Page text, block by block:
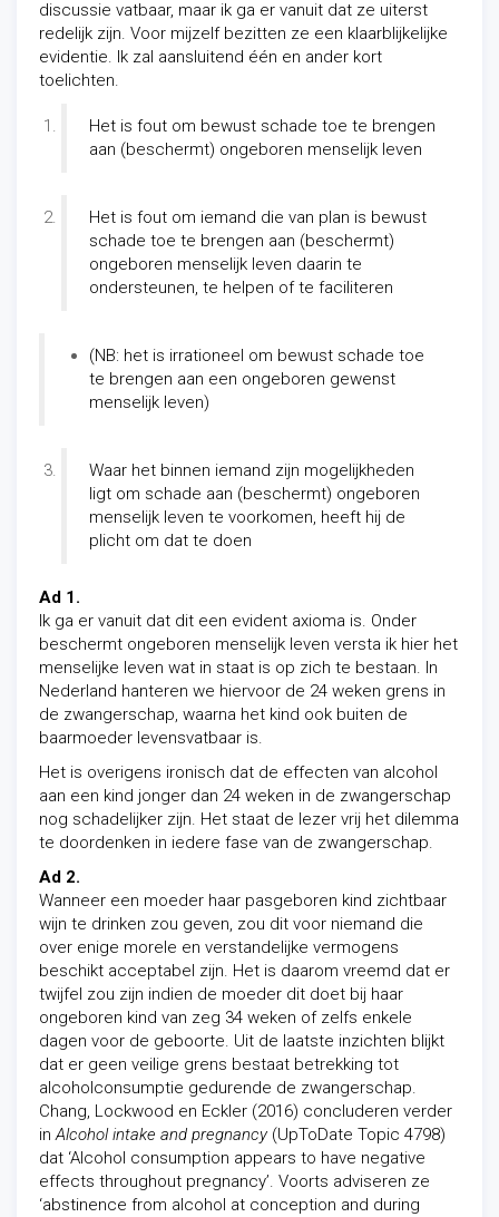
discussie vatbaar, maar ik ga er vanuit dat ze uiterst
redelijk zijn. Voor mijzelf bezitten ze een klaarblijkelijke
evidentie. Ik zal aansluitend één en ander kort
toelichten.
Het is fout om bewust schade toe te brengen
aan (beschermt) ongeboren menselijk leven
Het is fout om iemand die van plan is bewust
schade toe te brengen aan (beschermt)
ongeboren menselijk leven daarin te
ondersteunen, te helpen of te faciliteren
(NB: het is irrationeel om bewust schade toe
te brengen aan een ongeboren gewenst
menselijk leven)
Waar het binnen iemand zijn mogelijkheden
ligt om schade aan (beschermt) ongeboren
menselijk leven te voorkomen, heeft hij de
plicht om dat te doen
Ad 1.
Ik ga er vanuit dat dit een evident axioma is. Onder
beschermt ongeboren menselijk leven versta ik hier het
menselijke leven wat in staat is op zich te bestaan. In
Nederland hanteren we hiervoor de 24 weken grens in
de zwangerschap, waarna het kind ook buiten de
baarmoeder levensvatbaar is.
Het is overigens ironisch dat de effecten van alcohol
aan een kind jonger dan 24 weken in de zwangerschap
nog schadelijker zijn. Het staat de lezer vrij het dilemma
te doordenken in iedere fase van de zwangerschap.
Ad 2.
Wanneer een moeder haar pasgeboren kind zichtbaar
wijn te drinken zou geven, zou dit voor niemand die
over enige morele en verstandelijke vermogens
beschikt acceptabel zijn. Het is daarom vreemd dat er
twijfel zou zijn indien de moeder dit doet bij haar
ongeboren kind van zeg 34 weken of zelfs enkele
dagen voor de geboorte. Uit de laatste inzichten blijkt
dat er geen veilige grens bestaat betrekking tot
alcoholconsumptie gedurende de zwangerschap.
Chang, Lockwood en Eckler (2016) concluderen verder
inAlcohol intake and pregnancy(UpToDate Topic 4798)
dat ‘Alcohol consumption appears to have negative
effects throughout pregnancy’. Voorts adviseren ze
‘abstinence from alcohol at conception and during